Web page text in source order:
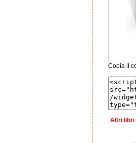
Copia il
Altri libri